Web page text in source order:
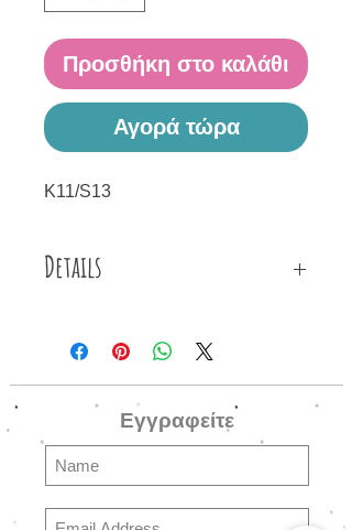
Προσθήκη στο καλάθι
Αγορά τώρα
Κ11/S13
Details
κορδόνι, υγρό γυαλί, φύλλο
polished, puffy rondelle) χάντρες
Τσεχίας, μεταλλικές λεπτομέρειες
και μεταλλικό κούμπωμα.
Εγγραφείτε